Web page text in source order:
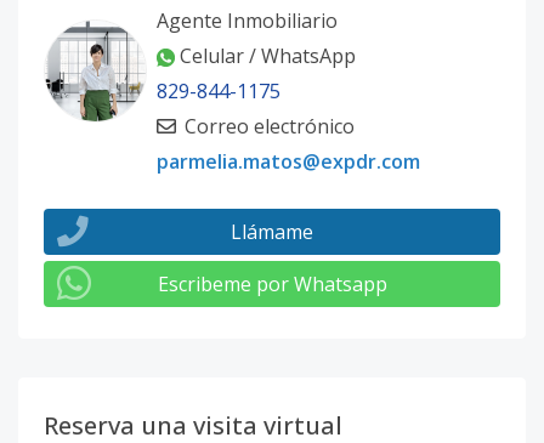
Agente Inmobiliario
Celular / WhatsApp
829-844-1175
Correo electrónico
parmelia.matos@expdr.com
Llámame
Escribeme por Whatsapp
Reserva una visita virtual